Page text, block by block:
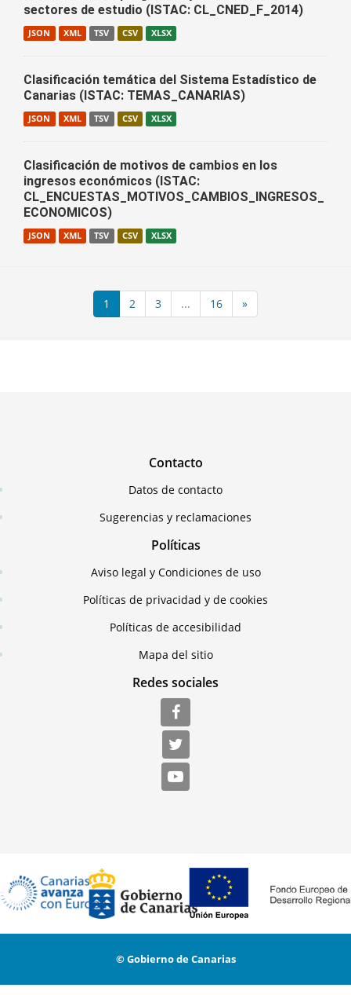
sectores de estudio (ISTAC: CL_CNED_F_2014)
JSON XML TSV CSV XLSX
Clasificación temática del Sistema Estadístico de
Canarias (ISTAC: TEMAS_CANARIAS)
JSON XML TSV CSV XLSX
Clasificación de motivos de cambios en los
ingresos económicos (ISTAC:
CL_ENCUESTAS_MOTIVOS_CAMBIOS_INGRESOS_
ECONOMICOS)
JSON XML TSV CSV XLSX
1 2 3 ... 16 »
Contacto
Datos de contacto
Sugerencias y reclamaciones
Políticas
Aviso legal y Condiciones de uso
Políticas de privacidad y de cookies
Políticas de accesibilidad
Mapa del sitio
Redes sociales
© Gobierno de Canarias